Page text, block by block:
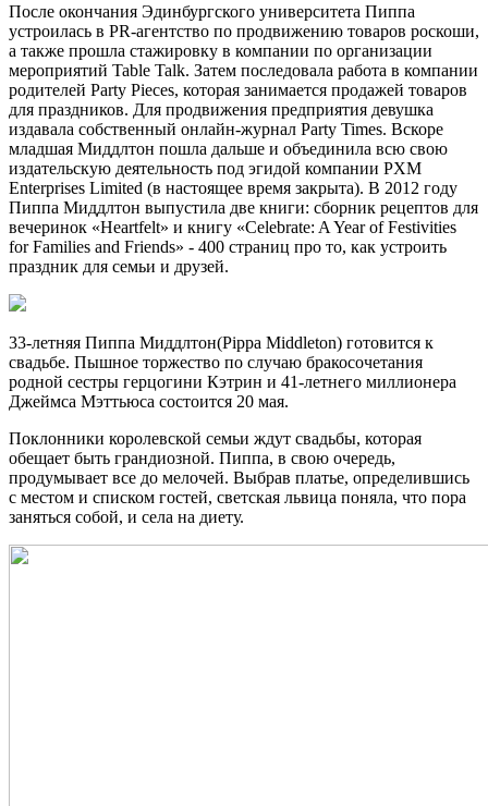
После окончания Эдинбургского университета Пиппа
устроилась в PR-агентство по продвижению товаров роскоши,
а также прошла стажировку в компании по организации
мероприятий Table Talk. Затем последовала работа в компании
родителей Party Pieces, которая занимается продажей товаров
для праздников. Для продвижения предприятия девушка
издавала собственный онлайн-журнал Party Times. Вскоре
младшая Миддлтон пошла дальше и объединила всю свою
издательскую деятельность под эгидой компании PXM
Enterprises Limited (в настоящее время закрыта). В 2012 году
Пиппа Миддлтон выпустила две книги: сборник рецептов для
вечеринок «Heartfelt» и книгу «Celebrate: A Year of Festivities
for Families and Friends» - 400 страниц про то, как устроить
праздник для семьи и друзей.
33-летняя Пиппа Миддлтон(Pippa Middleton) готовится к
свадьбе. Пышное торжество по случаю бракосочетания
родной сестры герцогини Кэтрин и 41-летнего миллионера
Джеймса Мэттьюса состоится 20 мая.
Поклонники королевской семьи ждут свадьбы, которая
обещает быть грандиозной. Пиппа, в свою очередь,
продумывает все до мелочей. Выбрав платье, определившись
с местом и списком гостей, светская львица поняла, что пора
заняться собой, и села на диету.